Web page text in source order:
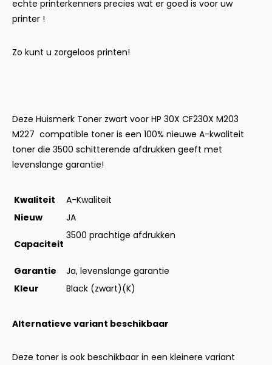
echte printerkenners precies wat er goed is voor uw
printer !
Zo kunt u zorgeloos printen!
Deze Huismerk Toner zwart voor HP 30X CF230X M203
M227 compatible toner is een 100% nieuwe A-kwaliteit
toner die 3500 schitterende afdrukken geeft met
levenslange garantie!
Kwaliteit
A-Kwaliteit
Nieuw
JA
Capaciteit
3500 prachtige afdrukken
Garantie
Ja, levenslange garantie
Kleur
Black (zwart)(K)
Alternatieve variant beschikbaar
Deze toner is ook beschikbaar in een kleinere variant